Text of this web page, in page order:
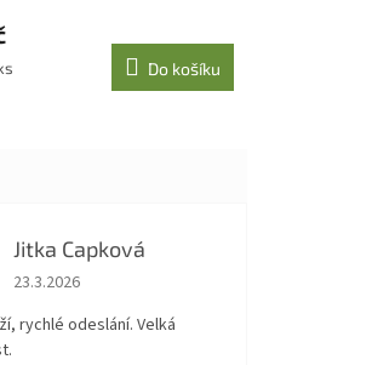
Do košíku
Jitka Capková
Hodnocení obchodu je 5 z 5 hvězdiček.
23.3.2026
rychlé odeslání. Velká